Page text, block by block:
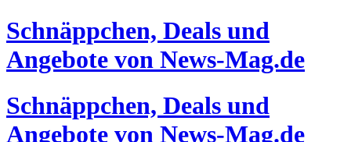
Schnäppchen, Deals und
Angebote von News-Mag.de
Schnäppchen, Deals und
Angebote von News-Mag.de